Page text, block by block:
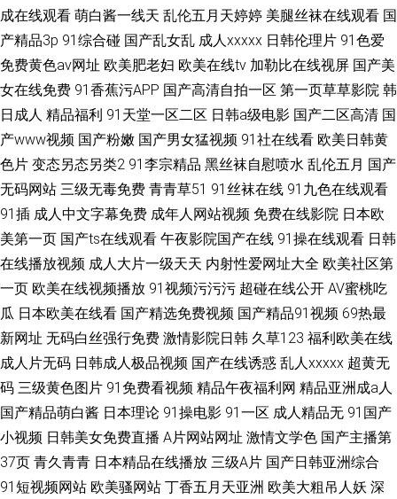
成在线观看 萌白酱一线天 乱伦五月天婷婷 美腿丝袜在线观看 国
产精品3p 91综合碰 国产乱女乱 成人xxxxx 日韩伦理片 91色爱
免费黄色av网址 欧美肥老妇 欧美在线tv 加勒比在线视屏 国产美
女在线免费 91香蕉污APP 国产高清自拍一区 第一页草草影院 韩
日成人 精品福利 91天堂一区二区 日韩a级电影 国产二区高清 国
产www视频 国产粉嫩 国产男女猛视频 91社在线看 欧美日韩黄
色片 变态另态另类2 91李宗精品 黑丝袜自慰喷水 乱伦五月 国产
无码网站 三级无毒免费 青青草51 91丝袜在线 91九色在线观看
91插 成人中文字幕免费 成年人网站视频 免费在线影院 日本欧
美第一页 国产ts在线观看 午夜影院国产在线 91操在线观看 日韩
在线播放视频 成人大片一级天天 内射性爱网址大全 欧美社区第
一页 欧美在线视频播放 91视频污污污 超碰在线公开 AV蜜桃吃
瓜 日本欧美在线看 国产精选免费视频 国产精品91视频 69热最
新网址 无码白丝强行免费 激情影院日韩 久草123 福利欧美在线
成人片无码 日韩成人极品视频 国产在线诱惑 乱人xxxxx 超黄无
码 三级黄色图片 91免费看视频 精品午夜福利网 精品亚洲成a人
国产精品萌白酱 日本理论 91操电影 91一区 成人精品无 91国产
小视频 日韩美女免费直播 A片网站网址 激情文学色 国产主播第
37页 青久青青 日本精品在线播放 三级A片 国产日韩亚洲综合
91短视频网站 欧美骚网站 丁香五月天亚洲 欧美大粗吊人妖 深